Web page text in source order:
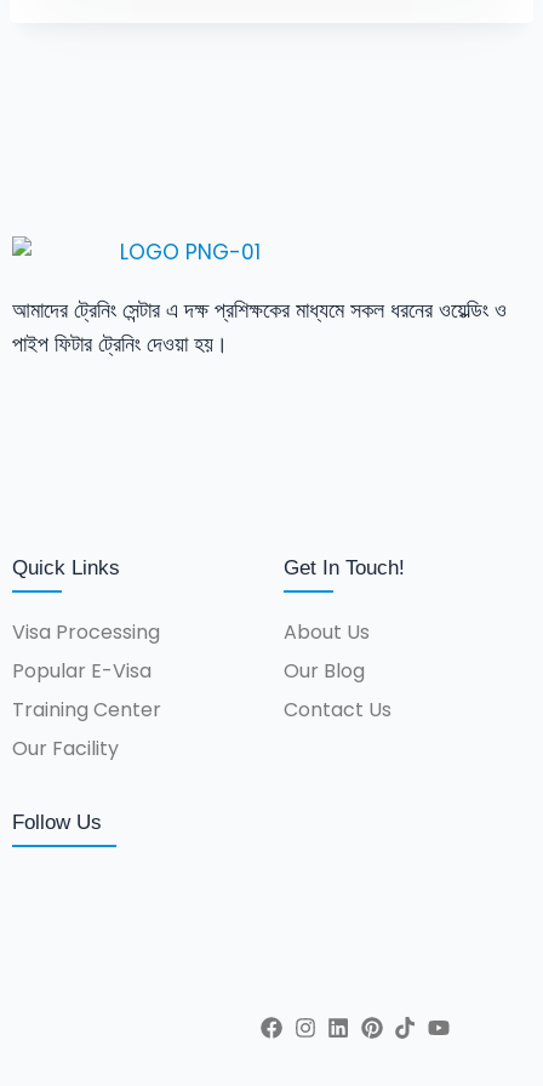
আমাদের ট্রেনিং সেন্টার এ দক্ষ প্রশিক্ষকের মাধ্যমে সকল ধরনের ওয়েল্ডিং ও
পাইপ ফিটার ট্রেনিং দেওয়া হয়।
Quick Links
Visa Processing
Popular E-Visa
Training Center
Our Facility
Get In Touch!
About Us
Our Blog
Contact Us
Follow Us